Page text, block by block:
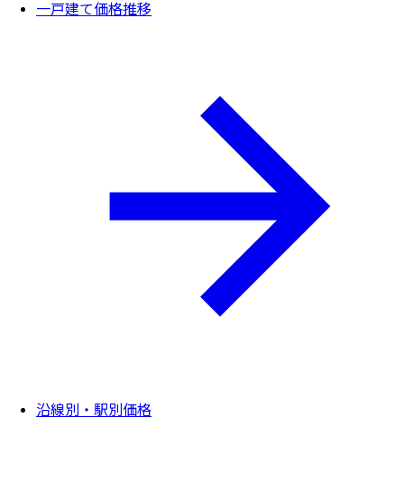
一戸建て価格推移
沿線別・駅別価格